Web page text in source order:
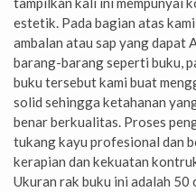
estetik. Pada bagian atas
ambalan atau sap yang dapat
barang-barang seperti buku,
buku tersebut kami buat
solid sehingga ketahanan
benar berkualitas. Proses
tukang kayu profesional dan
kerapian dan kekuatan
Ukuran rak buku ini adalah 50